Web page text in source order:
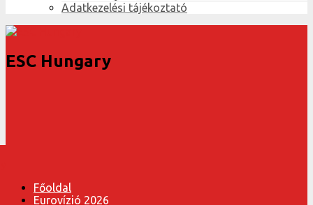
Adatkezelési tájékoztató
ESC Hungary
Főoldal
Eurovízió 2026